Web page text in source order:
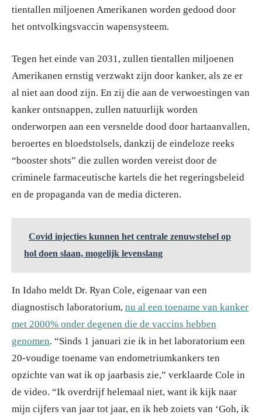
tientallen miljoenen Amerikanen worden gedood door
het ontvolkingsvaccin wapensysteem.
Tegen het einde van 2031, zullen tientallen miljoenen
Amerikanen ernstig verzwakt zijn door kanker, als ze er
al niet aan dood zijn. En zij die aan de verwoestingen van
kanker ontsnappen, zullen natuurlijk worden
onderworpen aan een versnelde dood door hartaanvallen,
beroertes en bloedstolsels, dankzij de eindeloze reeks
“booster shots” die zullen worden vereist door de
criminele farmaceutische kartels die het regeringsbeleid
en de propaganda van de media dicteren.
Covid injecties kunnen het centrale zenuwstelsel op
hol doen slaan, mogelijk levenslang
In Idaho meldt Dr. Ryan Cole, eigenaar van een
diagnostisch laboratorium, nu al een toename van kanker
met 2000% onder degenen die de vaccins hebben
genomen. “Sinds 1 januari zie ik in het laboratorium een
20-voudige toename van endometriumkankers ten
opzichte van wat ik op jaarbasis zie,” verklaarde Cole in
de video. “Ik overdrijf helemaal niet, want ik kijk naar
mijn cijfers van jaar tot jaar, en ik heb zoiets van ‘Goh, ik